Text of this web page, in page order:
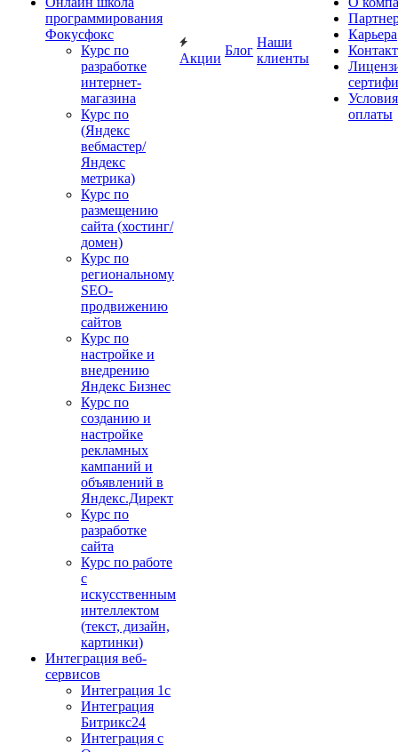
программирования
Фокусфокс
Курс по
разработке
интернет-
магазина
Курс по
(Яндекс
вебмастер/
Яндекс
метрика)
Курс по
размещению
сайта (хостинг/
домен)
Курс по
региональному
SEO-
продвижению
сайтов
Курс по
настройке и
внедрению
Яндекс Бизнес
Курс по
созданию и
настройке
рекламных
кампаний и
объявлений в
Яндекс.Директ
Курс по
разработке
сайта
Курс по работе
с
искусственным
интеллектом
(текст, дизайн,
картинки)
Интеграция веб-
сервисов
Интеграция 1с
Интеграция
Битрикс24
Интеграция с
Акции
Блог
Наши
клиенты
Карьера
Условия
оплаты